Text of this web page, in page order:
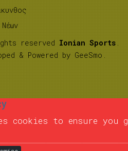
reserved Ionian Sports .
& Powered by GeeSmo .
cookies to ensure you